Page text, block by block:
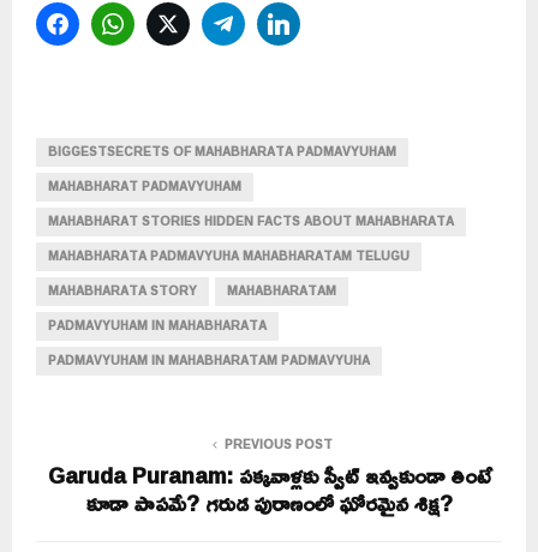
FacebookWhatsAppTwitterTelegram
BIGGESTSECRETS OF MAHABHARATA PADMAVYUHAM
MAHABHARAT PADMAVYUHAM
MAHABHARAT STORIES HIDDEN FACTS ABOUT MAHABHARATA
MAHABHARATA PADMAVYUHA MAHABHARATAM TELUGU
MAHABHARATA STORY
MAHABHARATAM
PADMAVYUHAM IN MAHABHARATA
PADMAVYUHAM IN MAHABHARATAM PADMAVYUHA
PREVIOUS POST
Garuda Puranam: పక్కవాళ్లకు స్వీట్ ఇవ్వకుండా తింటే
కూడా పాపమే? గరుడ పురాణంలో ఘోరమైన శిక్ష?